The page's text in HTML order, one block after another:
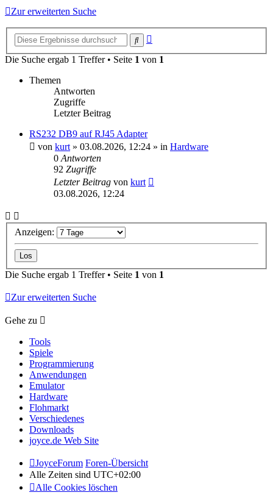
Zur erweiterten Suche
Suche
Die Suche ergab 1 Treffer • Seite 1 von 1
Themen
Antworten
Zugriffe
Letzter Beitrag
RS232 DB9 auf RJ45 Adapter
von kurt » 03.08.2026, 12:24 » in Hardware
0 Antworten
92 Zugriffe
Letzter Beitrag von kurt
03.08.2026, 12:24
Anzeigen:
Die Suche ergab 1 Treffer • Seite 1 von 1
Zur erweiterten Suche
Gehe zu
Tools
Spiele
Programmierung
Anwendungen
Emulator
Hardware
Flohmarkt
Verschiedenes
Downloads
joyce.de Web Site
JoyceForum Foren-Übersicht
Alle Zeiten sind UTC+02:00
Alle Cookies löschen